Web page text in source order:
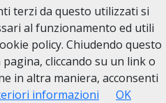
terzi da questo utilizzati si
al funzionamento ed utili
policy. Chiudendo questo
cliccando su un link o
in altra maniera, acconsenti
informazioni OK